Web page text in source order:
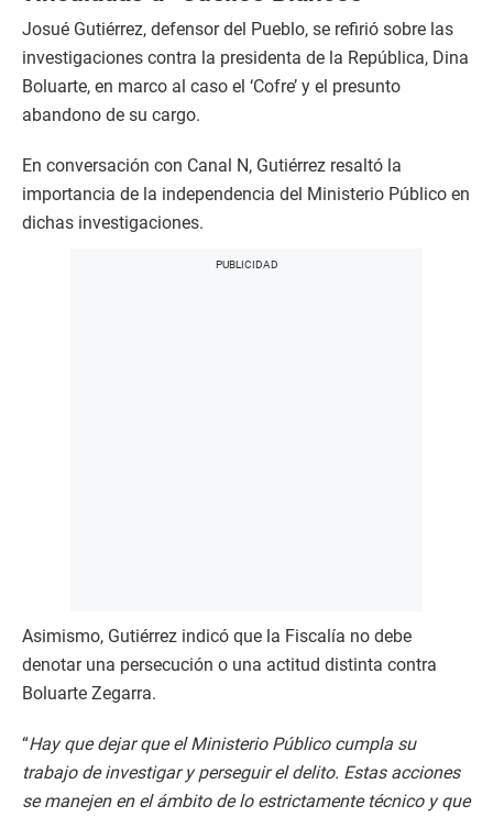
Josué Gutiérrez, defensor del Pueblo, se refirió sobre las
investigaciones contra la presidenta de la República, Dina
Boluarte, en marco al caso el ‘Cofre’ y el presunto
abandono de su cargo.
En conversación con Canal N, Gutiérrez resaltó la
importancia de la independencia del Ministerio Público en
dichas investigaciones.
Asimismo, Gutiérrez indicó que la Fiscalía no debe
denotar una persecución o una actitud distinta contra
Boluarte Zegarra.
“Hay que dejar que el Ministerio Público cumpla su
trabajo de investigar y perseguir el delito. Estas acciones
se manejen en el ámbito de lo estrictamente técnico y que